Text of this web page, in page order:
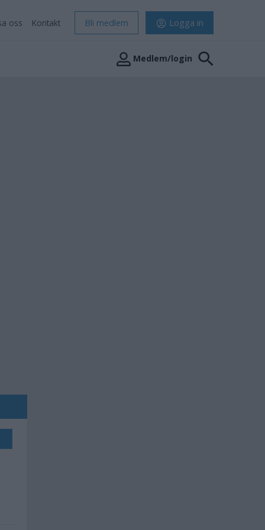
oss Kontakt Bli medlem Logga in
Medlem/login